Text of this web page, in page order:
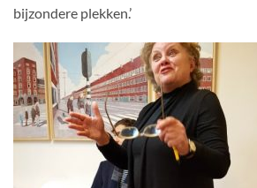
bijzondere plekken.’